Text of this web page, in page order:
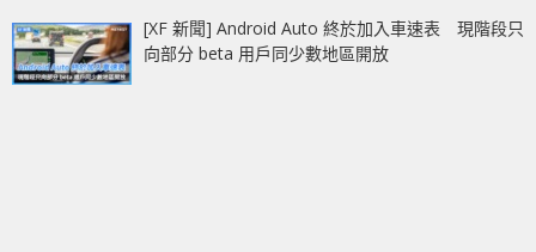
[XF 新聞] Android Auto 終於加入車速表 現階段只
向部分 beta 用戶同少數地區開放